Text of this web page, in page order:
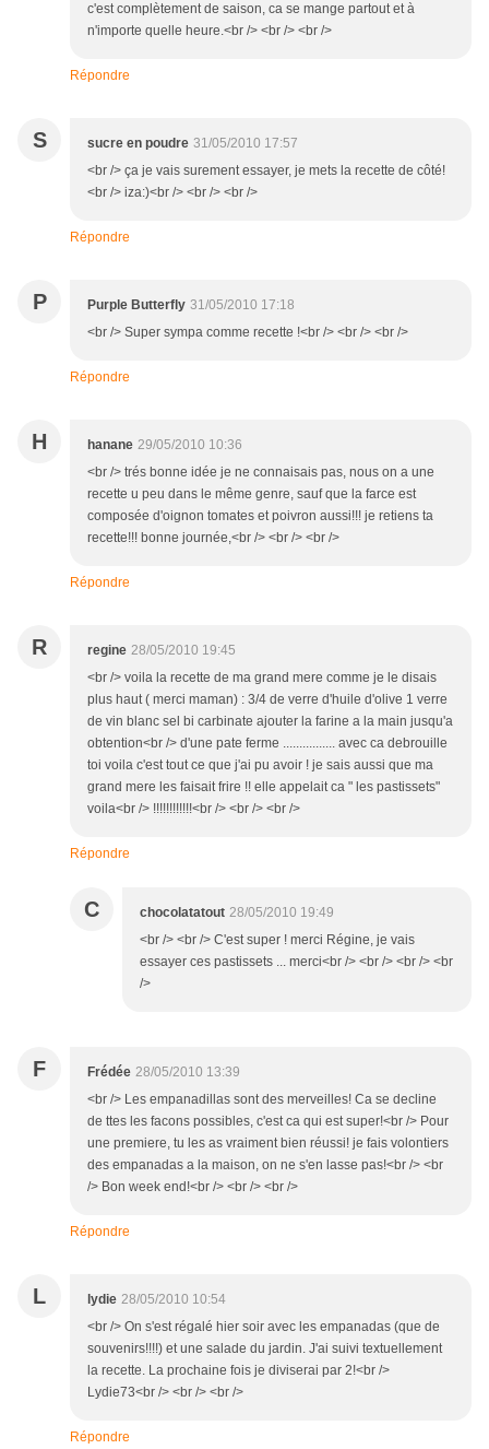
c'est complètement de saison, ca se mange partout et à
n'importe quelle heure.<br /> <br /> <br />
Répondre
S sucre en poudre 31/05/2010 17:57
<br /> ça je vais surement essayer, je mets la recette de côté!
<br /> iza:)<br /> <br /> <br />
Répondre
P Purple Butterfly 31/05/2010 17:18
<br /> Super sympa comme recette !<br /> <br /> <br />
Répondre
H hanane 29/05/2010 10:36
<br /> trés bonne idée je ne connaisais pas, nous on a une
recette u peu dans le même genre, sauf que la farce est
composée d'oignon tomates et poivron aussi!!! je retiens ta
recette!!! bonne journée,<br /> <br /> <br />
Répondre
R regine 28/05/2010 19:45
<br /> voila la recette de ma grand mere comme je le disais
plus haut ( merci maman) : 3/4 de verre d'huile d'olive 1 verre
de vin blanc sel bi carbinate ajouter la farine a la main jusqu'a
obtention<br /> d'une pate ferme ................ avec ca debrouille
toi voila c'est tout ce que j'ai pu avoir ! je sais aussi que ma
grand mere les faisait frire !! elle appelait ca " les pastissets"
voila<br /> !!!!!!!!!!!!<br /> <br /> <br />
Répondre
C chocolatatout 28/05/2010 19:49
<br /> <br /> C'est super ! merci Régine, je vais
essayer ces pastissets ... merci<br /> <br /> <br /> <br
/>
F Frédée 28/05/2010 13:39
<br /> Les empanadillas sont des merveilles! Ca se decline
de ttes les facons possibles, c'est ca qui est super!<br /> Pour
une premiere, tu les as vraiment bien réussi! je fais volontiers
des empanadas a la maison, on ne s'en lasse pas!<br /> <br
/> Bon week end!<br /> <br /> <br />
Répondre
L lydie 28/05/2010 10:54
<br /> On s'est régalé hier soir avec les empanadas (que de
souvenirs!!!!) et une salade du jardin. J'ai suivi textuellement
la recette. La prochaine fois je diviserai par 2!<br />
Lydie73<br /> <br /> <br />
Répondre